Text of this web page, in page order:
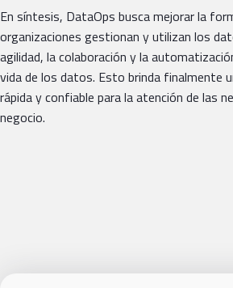
En síntesis, DataOps busca mejorar la
organizaciones gestionan y utilizan los
agilidad, la colaboración y la
vida de los datos. Esto brinda finalmente
rápida y confiable para la atención de las
negocio.